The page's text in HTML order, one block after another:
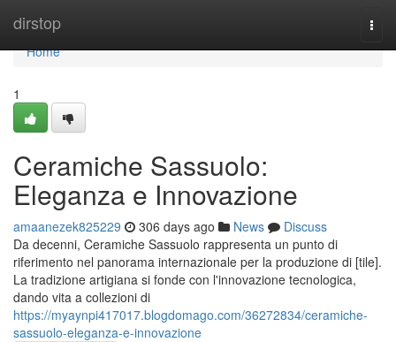
dirstop
Home
Home
1
Ceramiche Sassuolo:
Eleganza e Innovazione
amaanezek825229 306 days ago News
Discuss
Da decenni, Ceramiche Sassuolo rappresenta un punto di
riferimento nel panorama internazionale per la produzione di [tile].
La tradizione artigiana si fonde con l'innovazione tecnologica,
dando vita a collezioni di
https://myaynpi417017.blogdomago.com/36272834/ceramiche-
sassuolo-eleganza-e-innovazione